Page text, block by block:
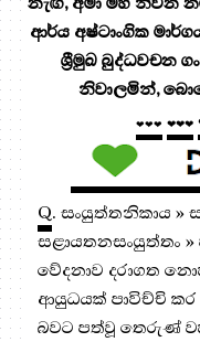
ආර්ය අෂ්ටාංගික
ශ්‍රීමුඛ බුද්ධවචන
නිවාලමින්,
❤❤❤ ❤❤❤
Q. සංයුත්තනිකාය »
සළායතනසංයුත්තං
වේදනාව දරාගත
ආයුධයක් පාවිච්චි
බවට පත්වූ තෙරුණ්